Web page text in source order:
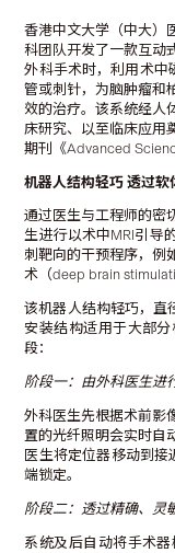
香港中文大学（中大）
科团队开发了一款互动
外科手术时，利用术中
管或刺针，为脑肿瘤和
效的治疗。该系统经人
床研究、以至临床应用
期刊《Advanced
机器人结构轻巧 透过
通过医生与工程师的密
生进行以术中MRI引导
刺靶向的干预程序，例
术（deep brain
该机器人结构轻巧，直
安装结构适用于大部
段：
阶段一：由外科医生进
外科医生先根据术前影
置的光纤照明会实时自
医生将定位器移动到
端锁定。
阶段二：透过精确、灵
系统及后自动将手术